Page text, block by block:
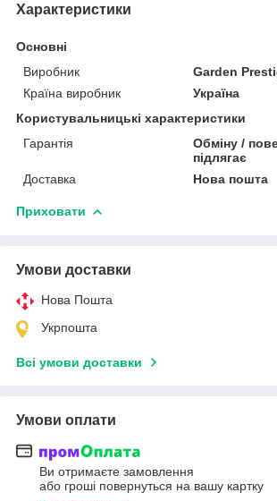
Характеристики
Основні
Виробник
Garden
Країна виробник
Україна
Користувальницькі характеристики
Гарантія
Обміну /
підлягає
Доставка
Нова пошта
Приховати
Умови доставки
Нова Пошта
Укрпошта
Всі умови доставки
Умови оплати
Ви отримаєте замовлення
або гроші повернуться на вашу картку